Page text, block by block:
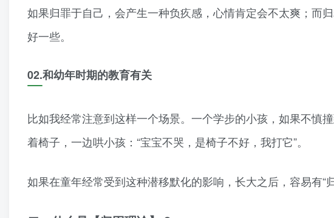
如果归罪于自己，会产生一种负疚感，心情肯定会不太爽；而
好一些。
02.和幼年时期的教育有关
比如我经常注意到这样一个场景。一个学步的小孩，如果不慎
着椅子，一边哄小孩：“宝宝不哭，是椅子不好，我打它”。
如果在童年经常受到这种潜移默化的影响，长大之后，容易有“